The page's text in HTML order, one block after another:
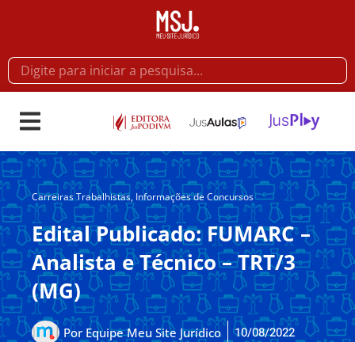
Carreiras Trabalhistas, Informações de Concursos
Edital Publicado: FUMARC –
Analista e Técnico – TRT/3
(MG)
Por Equipe Meu Site Jurídico 10/08/2022